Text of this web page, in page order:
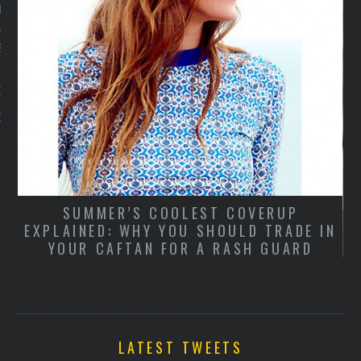
Topshop worden
Herfst 2014
SUMMER’S COOLEST COVERUP
EXPLAINED: WHY YOU SHOULD TRADE IN
YOUR CAFTAN FOR A RASH GUARD
LATEST TWEETS